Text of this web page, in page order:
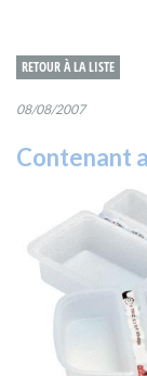
RETOUR À LA LISTE
08/08/2007
Contenant